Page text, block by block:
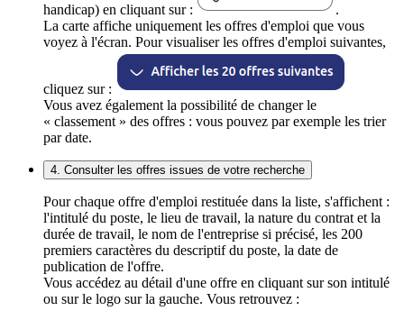
handicap) en cliquant sur :
.
La carte affiche uniquement les offres d'emploi que vous
voyez à l'écran. Pour visualiser les offres d'emploi suivantes,
cliquez sur :
Vous avez également la possibilité de changer le
« classement » des offres : vous pouvez par exemple les trier
par date.
4. Consulter les offres issues de votre recherche
Pour chaque offre d'emploi restituée dans la liste, s'affichent :
l'intitulé du poste, le lieu de travail, la nature du contrat et la
durée de travail, le nom de l'entreprise si précisé, les 200
premiers caractères du descriptif du poste, la date de
publication de l'offre.
Vous accédez au détail d'une offre en cliquant sur son intitulé
ou sur le logo sur la gauche. Vous retrouvez :